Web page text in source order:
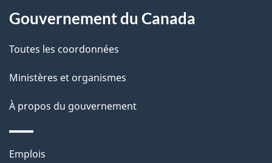
d
e
p
a
site
Gouvernement du Canada
Toutes les coordonnées
Ministères et organismes
À propos du gouvernement
Thèmes
Emplois